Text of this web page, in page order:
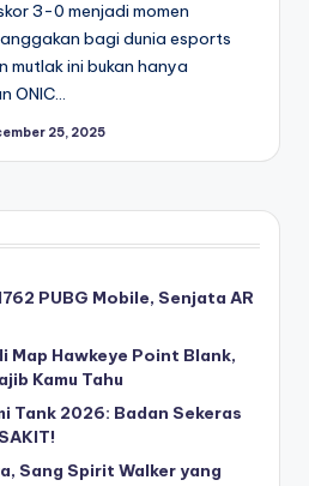
3-0 menjadi momen
bagi dunia esports
mutlak ini bukan hanya
ONIC…
25, 2025
PUBG Mobile, Senjata AR
Map Hawkeye Point Blank,
Kamu Tahu
Tank 2026: Badan Sekeras
Sang Spirit Walker yang